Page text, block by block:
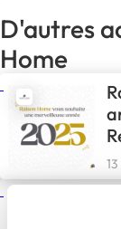
D'autres
Home